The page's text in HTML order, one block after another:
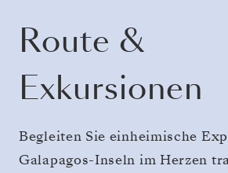
Route &
Exkursionen
Begleiten Sie einheimische
Galapagos-Inseln im Herzen